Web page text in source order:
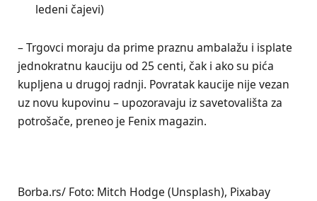
ledeni čajevi)
– Trgovci moraju da prime praznu ambalažu i isplate
jednokratnu kauciju od 25 centi, čak i ako su pića
kupljena u drugoj radnji. Povratak kaucije nije vezan
uz novu kupovinu – upozoravaju iz savetovališta za
potrošače, preneo je Fenix magazin.
Borba.rs/ Foto: Mitch Hodge (Unsplash), Pixabay